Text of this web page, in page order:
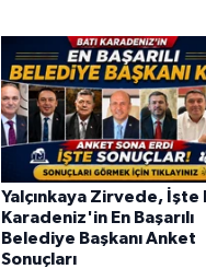
Yalçınkaya Zirvede, İşte
Karadeniz'in En Başarılı
Belediye Başkanı Anket
Sonuçları